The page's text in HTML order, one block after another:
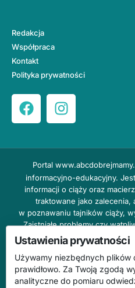
Redakcja
Współpraca
Kontakt
Polityka prywatności
Portal
informacyjno-edukacyjny.
informacji o ciąży oraz
traktowane jako zalecenia,
w poznawaniu tajników ciąży,
Zaistniałe problemy czy
przypadków należy
lekarzem ginekologiem lub
dziedzinie. DOBRY DOM
nie ponosi również żadnych
odpowiedzialności za
Ustawienia prywatności
Używamy niezbędnych plików
prawidłowo. Za Twoją zgodą
analityczne do pomiaru